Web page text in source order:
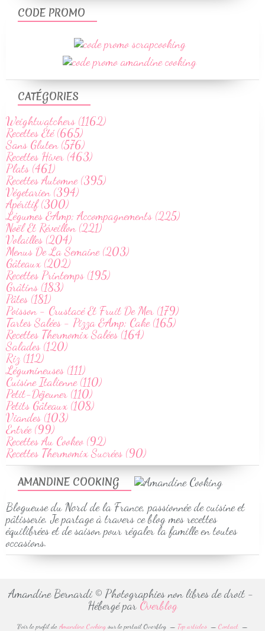
AMANDINE COOKING
Blogueuse du Nord de la France, passionnée de cuisine et
pâtisserie. Je partage à travers ce blog mes recettes
équilibrées et de saison pour régaler la famille en toutes
occasions.
CATÉGORIES
Weightwatchers (1162)
Recettes Été (665)
Sans Gluten (576)
Recettes Hiver (463)
Plats (461)
Recettes Automne (395)
Végetarien (394)
Apéritif (300)
Légumes &Amp; Accompagnements (225)
Noël Et Réveillon (221)
Volailles (204)
Menus De La Semaine (203)
Gâteaux (202)
Recettes Printemps (195)
Grâtins (183)
Pâtes (181)
Poisson - Crustacé Et Fruit De Mer (179)
Tartes Salées - Pizza &Amp; Cake (165)
Recettes Thermomix Salées (164)
Salades (120)
Riz (112)
Légumineuses (111)
Cuisine Italienne (110)
Petit-Déjeuner (110)
Petits Gâteaux (108)
Viandes (103)
Entrée (99)
Recettes Au Cookeo (92)
Recettes Thermomix Sucrées (90)
CODE PROMO
Amandine Bernardi © Photographies non libres de droit -
Hébergé par Overblog
Voir le profil de Amandine Cooking sur le portail Overblog Top articles Contact